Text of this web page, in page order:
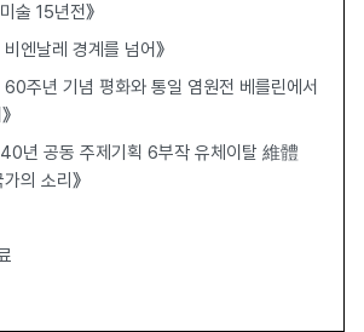
술 15년전》
비엔날레 경계를 넘어》
60주년 기념 평화와 통일 염원전 베를린에서
40년 공동 주제기획 6부작 유체이탈 維體離
의 소리》